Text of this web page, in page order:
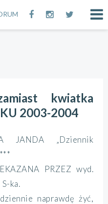
kwiatka
2003-2004
JANDA „Dziennik
PRZEZ wyd.
ka.
naprawdę żyć,